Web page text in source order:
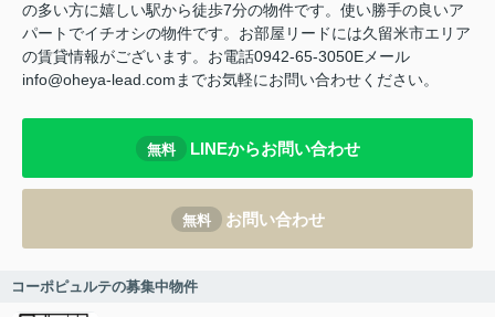
の多い方に嬉しい駅から徒歩7分の物件です。使い勝手の良いア
パートでイチオシの物件です。お部屋リードには久留米市エリア
の賃貸情報がございます。お電話0942-65-3050Eメール
info@oheya-lead.comまでお気軽にお問い合わせください。
無料 LINEからお問い合わせ
無料 お問い合わせ
コーポピュルテの募集中物件